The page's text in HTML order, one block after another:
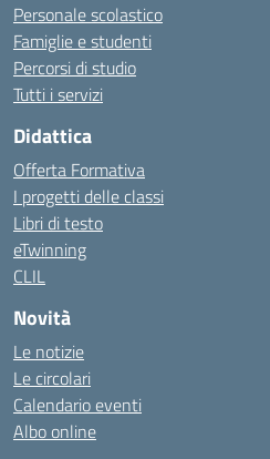
Personale scolastico
Famiglie e studenti
Percorsi di studio
Tutti i servizi
Didattica
Offerta Formativa
I progetti delle classi
Libri di testo
eTwinning
CLIL
Novità
Le notizie
Le circolari
Calendario eventi
Albo online